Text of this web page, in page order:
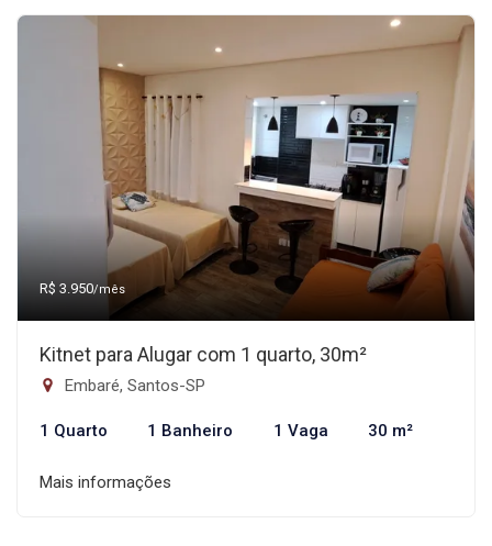
R$ 3.950/mês
Kitnet para Alugar com 1 quarto, 30m²
Embaré, Santos-SP
1 Quarto 1 Banheiro 1 Vaga 30 m²
Mais informações